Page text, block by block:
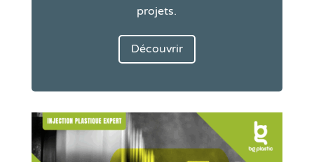
projets.
Découvrir